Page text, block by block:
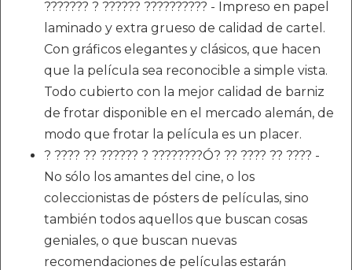
??????? ? ?????? ?????????? - Impreso en papel
laminado y extra grueso de calidad de cartel.
Con gráficos elegantes y clásicos, que hacen
que la película sea reconocible a simple vista.
Todo cubierto con la mejor calidad de barniz
de frotar disponible en el mercado alemán, de
modo que frotar la película es un placer.
?️ ???? ?? ?????? ? ????????Ó? ?? ???? ?? ???? -
No sólo los amantes del cine, o los
coleccionistas de pósters de películas, sino
también todos aquellos que buscan cosas
geniales, o que buscan nuevas
recomendaciones de películas estarán